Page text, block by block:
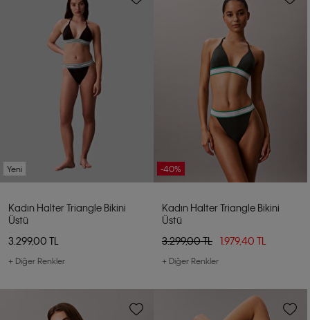
Yeni
Kadın Halter Triangle Bikini
Üstü
3.299,00 TL
+ Diğer Renkler
-40%
Kadın Halter Triangle Bikini
Üstü
3.299,00 TL
1.979,40 TL
+ Diğer Renkler